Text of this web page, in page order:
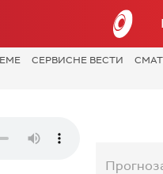
СЕРВИСНЕ ВЕСТИ